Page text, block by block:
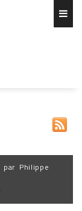
par Philippe